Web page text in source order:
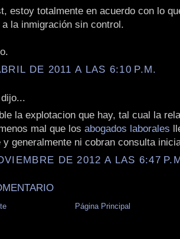
estoy totalmente en acuerdo con lo
a la inmigración sin control.
DE 2011 A LAS 6:10 P.M.
la explotacion que hay, tal cual la
mal que los abogados laborales
y generalmente ni cobran consulta
DE 2012 A LAS 6:47
Página Principal